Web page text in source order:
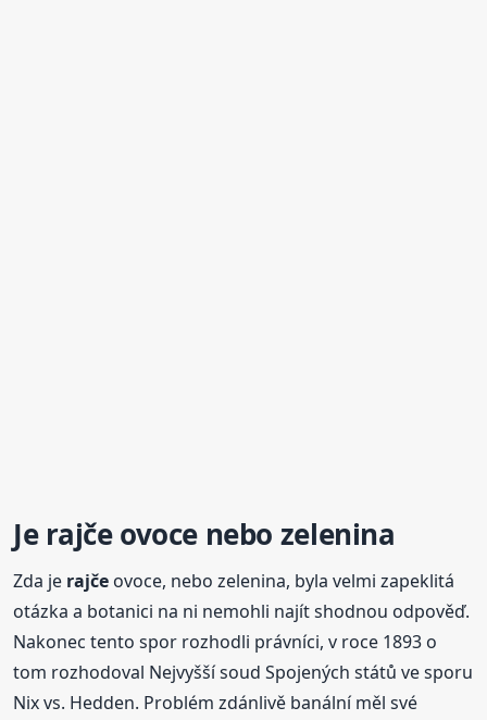
Je rajčeovoce nebo zelenina
Zda je rajče ovoce, nebo zelenina, byla velmi zapeklitá
otázka a botanici na ni nemohli najít shodnou odpověď.
Nakonec tento spor rozhodli právníci, v roce 1893 o
tom rozhodoval Nejvyšší soud Spojených států ve sporu
Nix vs. Hedden. Problém zdánlivě banální měl své